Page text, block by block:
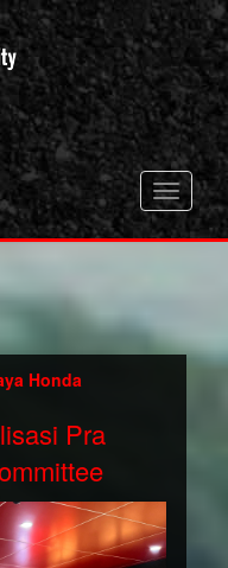
Toggle
Honda
Pra